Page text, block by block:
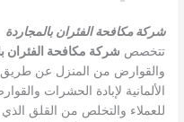
شركة مكافحة الفئران بالمجاردة
تتخصص شركة مكافحة الفئران
والقوارض من المنزل عن طريق
الألمانية لإبادة الحشرات
للعملاء والتخلص من القلق